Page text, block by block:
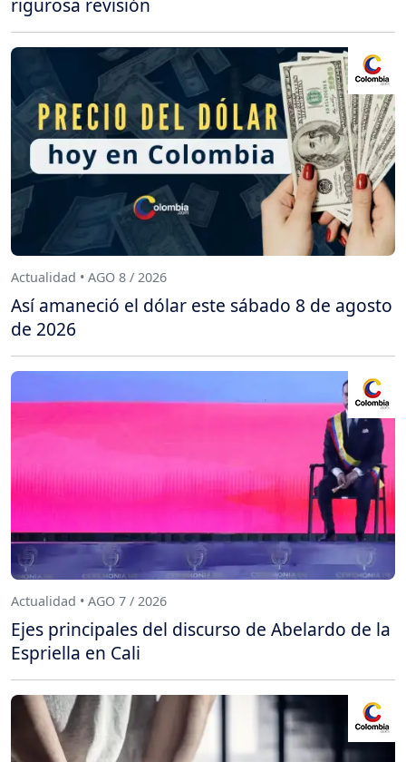
rigurosa revisión
Actualidad • AGO 8 / 2026
Así amaneció el dólar este sábado 8 de agosto
de 2026
Actualidad • AGO 7 / 2026
Ejes principales del discurso de Abelardo de la
Espriella en Cali